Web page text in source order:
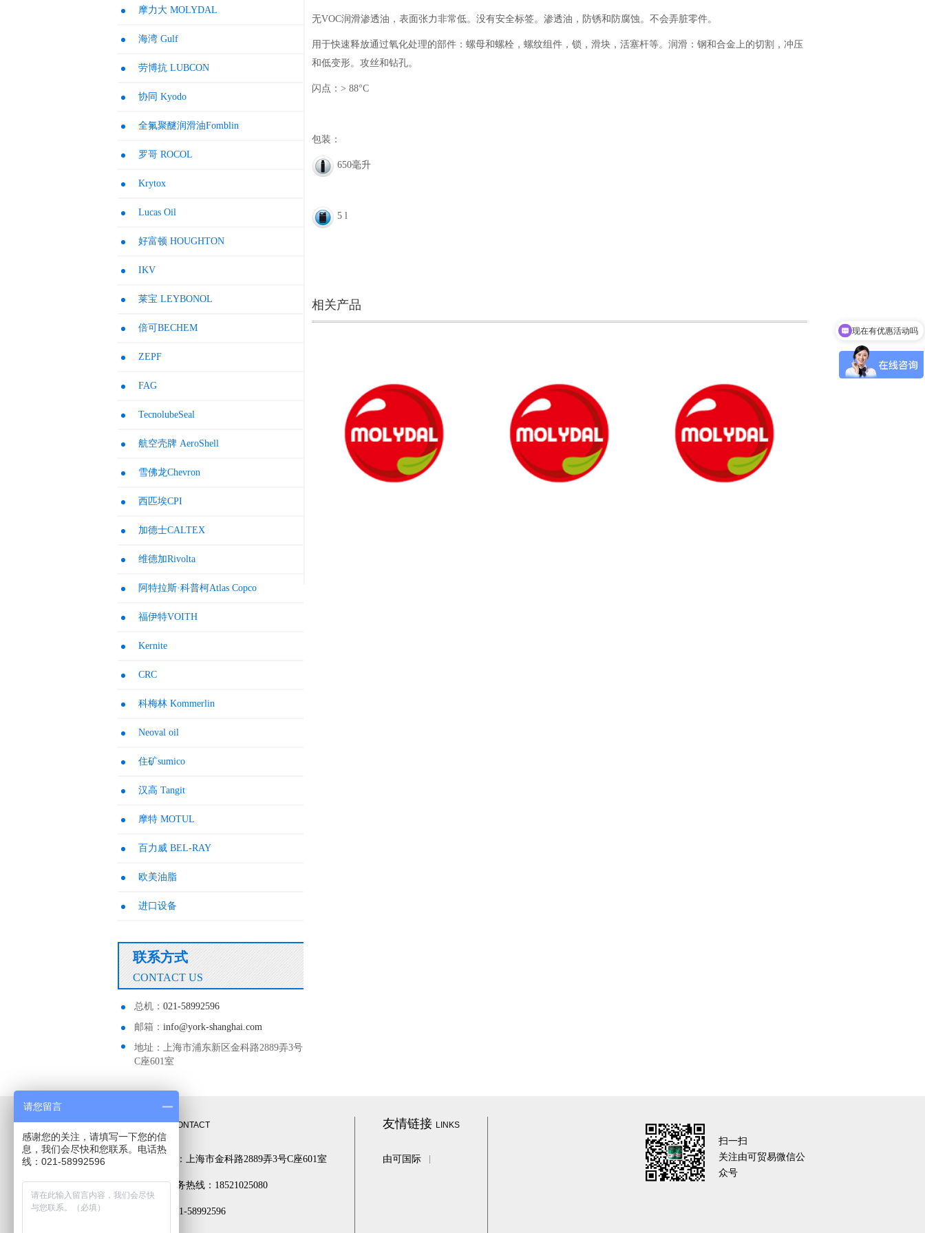
摩力大 MOLYDAL
海湾 Gulf
劳博抗 LUBCON
协同 Kyodo
全氟聚醚润滑油Fomblin
罗哥 ROCOL
Krytox
Lucas Oil
好富顿 HOUGHTON
IKV
莱宝 LEYBONOL
倍可BECHEM
ZEPF
FAG
TecnolubeSeal
航空壳牌 AeroShell
雪佛龙Chevron
西匹埃CPI
加德士CALTEX
维德加Rivolta
阿特拉斯·科普柯Atlas Copco
福伊特VOITH
Kernite
CRC
科梅林 Kommerlin
Neoval oil
住矿sumico
汉高 Tangit
摩特 MOTUL
百力威 BEL-RAY
欧美油脂
进口设备
联系方式
CONTACT US
总机： 021-58992596
邮箱： info@york-shanghai.com
地址：上海市浦东新区金科路2889弄3号
C座601室
无VOC润滑渗透油，表面张力非常低。没有安全标签。渗透油，防锈和防腐蚀。不会弄脏零件。
用于快速释放通过氧化处理的部件：螺母和螺栓，螺纹组件，锁，滑块，活塞杆等。润滑：钢和合金上的切割，冲压
和低变形。攻丝和钻孔。
闪点：> 88°C
包装：
650毫升
5 l
相关产品
联系方式CONTACT
公司地址：上海市金科路2889弄3号C座601室
24小时服务热线：18521025080
电话： 021-58992596
友情链接 LINKS
由可国际
扫一扫
关注由可贸易微信公
众号
现在有优惠活动吗
请您留言
感谢您的关注，请填写一下您的信
息，我们会尽快和您联系。电话热
线：021-58992596